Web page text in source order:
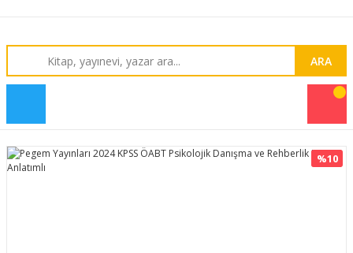
ARA
%10